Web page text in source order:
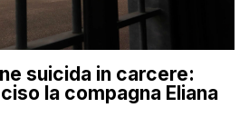
suicida in carcere:
la compagna Eliana